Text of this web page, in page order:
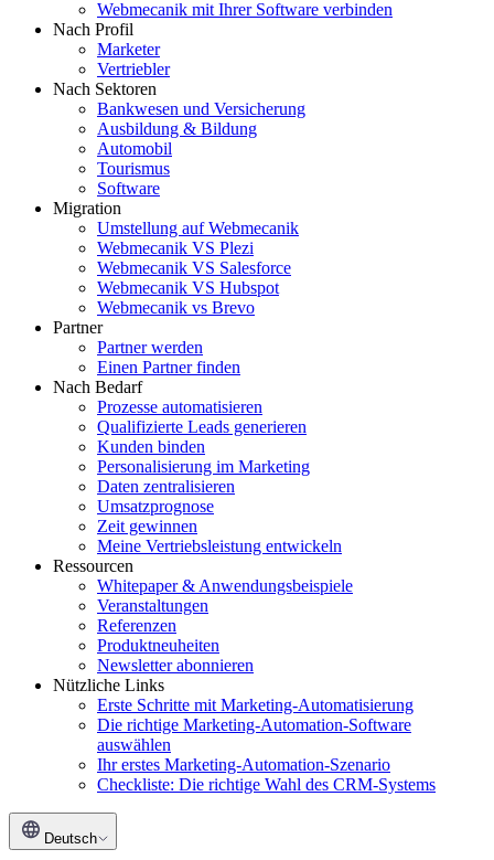
Webmecanik mit Ihrer Software verbinden
Nach Profil
Marketer
Vertriebler
Nach Sektoren
Bankwesen und Versicherung
Ausbildung & Bildung
Automobil
Tourismus
Software
Migration
Umstellung auf Webmecanik
Webmecanik VS Plezi
Webmecanik VS Salesforce
Webmecanik VS Hubspot
Webmecanik vs Brevo
Partner
Partner werden
Einen Partner finden
Nach Bedarf
Prozesse automatisieren
Qualifizierte Leads generieren
Kunden binden
Personalisierung im Marketing
Daten zentralisieren
Umsatzprognose
Zeit gewinnen
Meine Vertriebsleistung entwickeln
Ressourcen
Whitepaper & Anwendungsbeispiele
Veranstaltungen
Referenzen
Produktneuheiten
Newsletter abonnieren
Nützliche Links
Erste Schritte mit Marketing-Automatisierung
Die richtige Marketing-Automation-Software
auswählen
Ihr erstes Marketing-Automation-Szenario
Checkliste: Die richtige Wahl des CRM-Systems
Deutsch